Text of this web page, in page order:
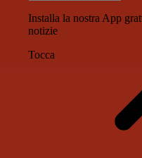
Installa la nostra App
notizie
Tocca